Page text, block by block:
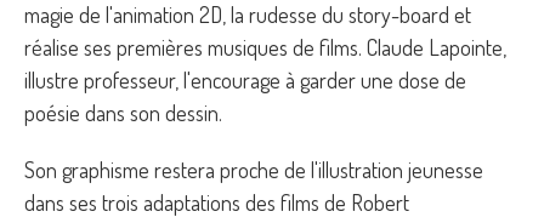
magie de l'animation 2D, la rudesse du story-board et
réalise ses premières musiques de films. Claude Lapointe,
illustre professeur, l'encourage à garder une dose de
poésie dans son dessin.
Son graphisme restera proche de l'illustration jeunesse
dans ses trois adaptations des films de Robert